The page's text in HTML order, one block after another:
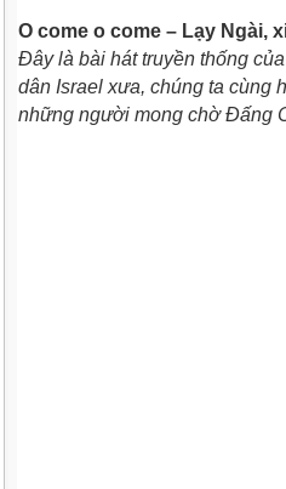
O come o come – Lạy Ngài,
Đây là bài hát truyền thống
dân Israel xưa, chúng ta cùng
những người mong chờ Đấng